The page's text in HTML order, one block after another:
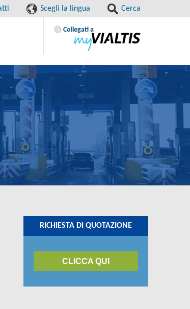
Scegli la lingua Cerca
Collegati a
RICHIESTA DI QUOTAZIONE
CLICCA QUI